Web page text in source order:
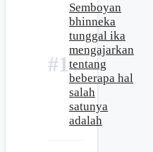
Semboyan
bhinneka
tunggal ika
mengajarkan
tentang
beberapa hal
salah
satunya
adalah